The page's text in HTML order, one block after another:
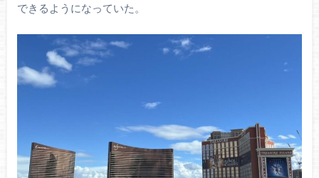
できるようになっていた。